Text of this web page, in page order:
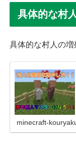
具体的な村
具体的な村人の増
minecraft-